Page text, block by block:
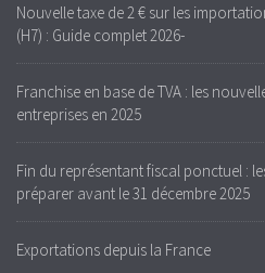
Nouvelle taxe de 2 € sur les
(H7) : Guide complet 2026-
Franchise en base de TVA : les
entreprises en 2025
Fin du représentant fiscal ponctuel :
préparer avant le 31 décembre 2025
Exportations depuis la France